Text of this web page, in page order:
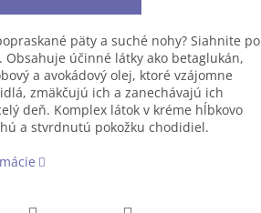
päty a suché nohy? Siahnite po
Obsahuje účinné látky ako betaglukán,
a avokádový olej, ktoré vzájomne
zmäkčujú ich a zanechávajú ich
deň. Komplex látok v kréme hĺbkovo
a stvrdnutú pokožku chodidiel.